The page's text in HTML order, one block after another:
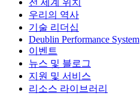
전 세계 위치
우리의 역사
기술 리더십
Deublin Performance System
이벤트
뉴스 및 블로그
지원 및 서비스
리소스 라이브러리